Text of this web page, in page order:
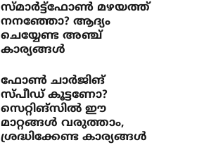
സ്മാര്‍ട്ട്ഫോണ്‍ മഴയത്ത്
നനഞ്ഞോ? ആദ്യം
ചെയ്യേണ്ട അഞ്ച്
കാര്യങ്ങള്‍
ഫോണ്‍ ചാര്‍ജിങ്
സ്പീഡ് കൂട്ടണോ?
സെറ്റിങ്‌സില്‍ ഈ
മാറ്റങ്ങള്‍ വരുത്താം,
ശ്രദ്ധിക്കേണ്ട കാര്യങ്ങള്‍